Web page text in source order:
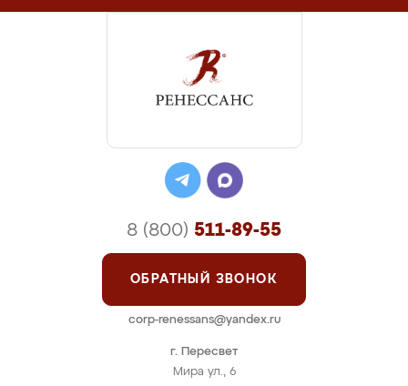
г. Пересвет
Мира ул., 6
8 (800) 511-89-55
ОБРАТНЫЙ ЗВОНОК
corp-renessans@yandex.ru